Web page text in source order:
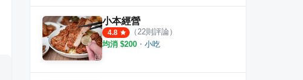
小本經營
4.8 （22則評論）
均消 $200 ・ 小吃